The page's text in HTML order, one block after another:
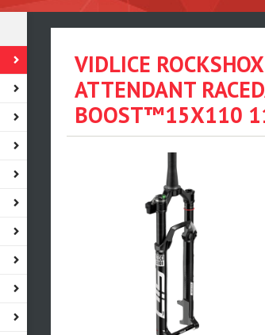
VIDLICE
ATTENDANT
BOOST™15X110